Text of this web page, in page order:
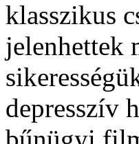
klasszikus
jelenhettek
depresszív